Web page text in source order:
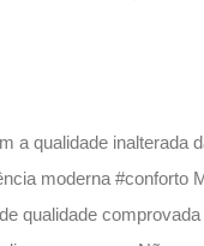
qualidade
moderna
qualidade